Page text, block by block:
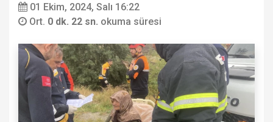
01 Ekim, 2024, Salı 16:22
Ort. 0 dk. 22 sn. okuma süresi